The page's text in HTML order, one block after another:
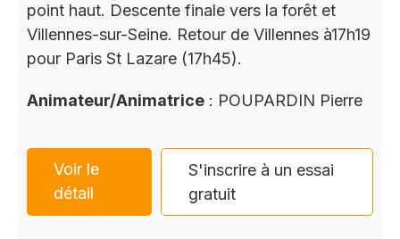
point haut. Descente finale vers la forêt et
Villennes-sur-Seine. Retour de Villennes à17h19
pour Paris St Lazare (17h45).
Animateur/Animatrice : POUPARDIN Pierre
Voir le
détail
S'inscrire à un essai
gratuit